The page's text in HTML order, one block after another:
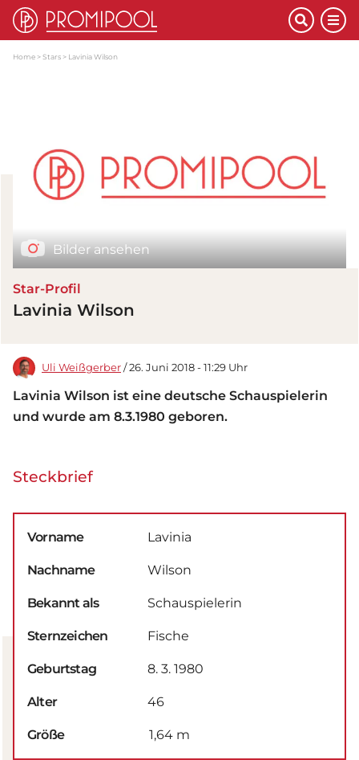
Home Stars Lavinia Wilson
Bilder ansehen
Star-Profil
Lavinia Wilson
Uli Weißgerber / 26. Juni 2018 - 11:29 Uhr
Lavinia Wilson ist eine deutsche Schauspielerin
und wurde am 8.3.1980 geboren.
Steckbrief
Vorname Lavinia
Nachname Wilson
Bekannt als Schauspielerin
Sternzeichen Fische
Geburtstag 8. 3. 1980
Alter 46
Größe 1,64 m